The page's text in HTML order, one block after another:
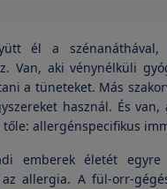
él a szénanáthával,
Van, aki vénynélküli
a tüneteket. Más
használ. És
tőle: allergénspecifikus
emberek életét egyre
allergia. A fül-orr-